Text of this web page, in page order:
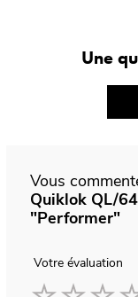
Une
Vous
Quiklok QL/
"Performer"
Votre évaluation